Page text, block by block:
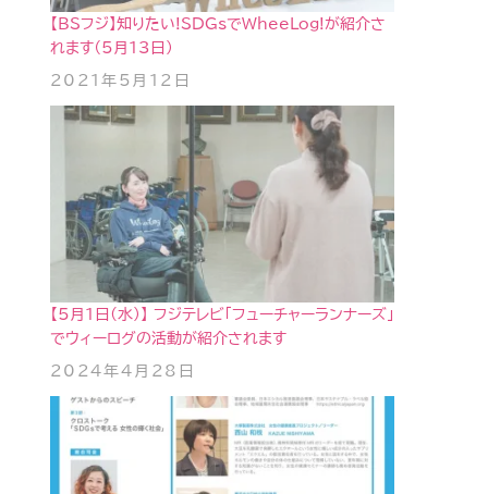
【BSフジ】知りたい!SDGsでWheeLog!が紹介さ
れます（5月13日）
2021年5月12日
【5月1日(水)】 フジテレビ「フューチャーランナーズ」
でウィーログの活動が紹介されます
2024年4月28日